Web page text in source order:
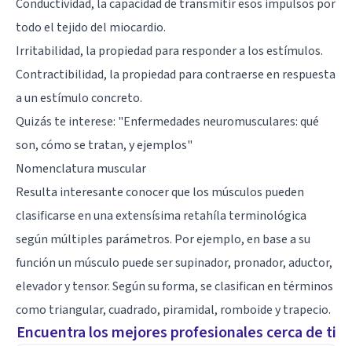
Conductividad, la capacidad de transmitir esos impulsos por
todo el tejido del miocardio.
Irritabilidad, la propiedad para responder a los estímulos.
Contractibilidad, la propiedad para contraerse en respuesta
a un estímulo concreto.
Quizás te interese: "Enfermedades neuromusculares: qué
son, cómo se tratan, y ejemplos"
Nomenclatura muscular
Resulta interesante conocer que los músculos pueden
clasificarse en una extensísima retahíla terminológica
según múltiples parámetros. Por ejemplo, en base a su
función un músculo puede ser supinador, pronador, aductor,
elevador y tensor. Según su forma, se clasifican en términos
como triangular, cuadrado, piramidal, romboide y trapecio.
Encuentra los mejores profesionales cerca de ti